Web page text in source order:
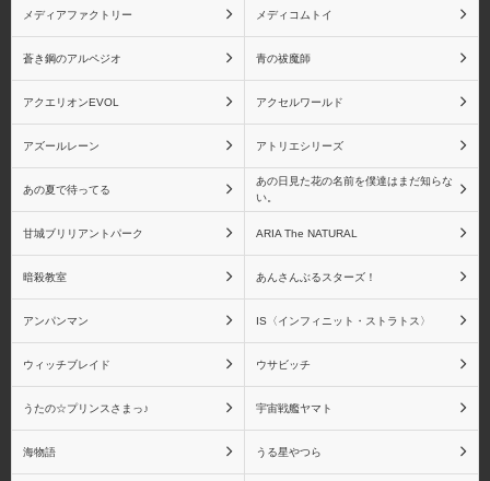
胡蝶しのぶ 富岡義勇
煉獄杏寿郎 宇髄天元
伊黒 小芭内 不死川 実弥
メディアファクトリー メディコムトイ
蒼き鋼のアルペジオ 青の祓魔師
アクエリオンEVOL アクセルワールド
アズールレーン アトリエシリーズ
あの夏で待ってる
あの日見た花の名前を僕達はまだ知らな
い。
甘城ブリリアントパーク ARIA The NATURAL
暗殺教室 あんさんぶるスターズ！
アンパンマン IS〈インフィニット・ストラトス〉
ウィッチブレイド ウサビッチ
うたの☆プリンスさまっ♪ 宇宙戦艦ヤマト
海物語 うる星やつら